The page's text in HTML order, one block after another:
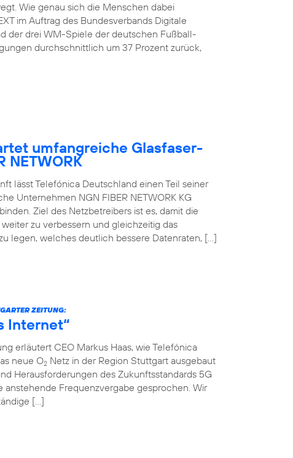
Wie genau sich die Menschen dabei
im Auftrag des Bundesverbands Digitale
der drei WM-Spiele der deutschen Fußball-
durchschnittlich um 37 Prozent zurück,
umfangreiche Glasfaser-
NETWORK
lässt Telefónica Deutschland einen Teil seiner
Unternehmen NGN FIBER NETWORK KG
Ziel des Netzbetreibers ist es, damit die
zu verbessern und gleichzeitig das
legen, welches deutlich bessere Datenraten, […]
ZEITUNG:
Internet“
erläutert CEO Markus Haas, wie Telefónica
neue O2 Netz in der Region Stuttgart ausgebaut
Herausforderungen des Zukunftsstandards 5G
Frequenzvergabe gesprochen. Wir
[…]